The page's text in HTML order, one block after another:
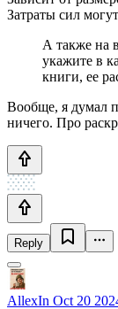
Затраты сил
А также на
укажите в
книги, ее
Вообще, я думал
ничего. Про
Reply
AllexIn Oct 20